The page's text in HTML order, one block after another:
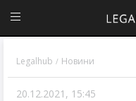
Legalhub / Новини
20.12.2021, 15:45